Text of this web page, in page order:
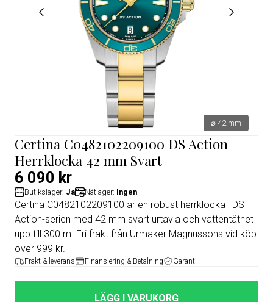
⌀ 42 mm
Certina C0482102209100 DS Action
Herrklocka 42 mm Svart
6 090 kr
Butikslager: Ja Nätlager: Ingen
Certina C0482102209100 är en robust herrklocka i DS
Action-serien med 42 mm svart urtavla och vattentäthet
upp till 300 m. Fri frakt från Urmaker Magnussons vid köp
över 999 kr.
Frakt & leverans Finansiering & Betalning Garanti
LÄGG I VARUKORG